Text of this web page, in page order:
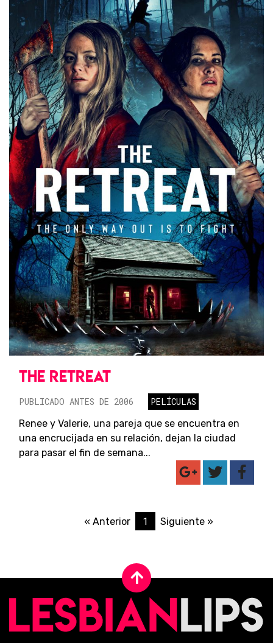
THE RETREAT
PUBLICADO ANTES DE 2006
PELÍCULAS
Renee y Valerie, una pareja que se encuentra en
una encrucijada en su relación, dejan la ciudad
para pasar el fin de semana...
« Anterior 1 Siguiente »